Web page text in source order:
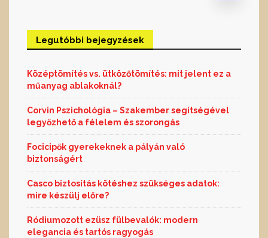
Legutóbbi bejegyzések
Középtömítés vs. ütközőtömítés: mit jelent ez a
műanyag ablakoknál?
Corvin Pszichológia – Szakember segítségével
legyőzhető a félelem és szorongás
Focicipők gyerekeknek a pályán való
biztonságért
Casco biztosítás kötéshez szükséges adatok:
mire készülj előre?
Ródiumozott ezüsz fülbevalók: modern
elegancia és tartós ragyogás